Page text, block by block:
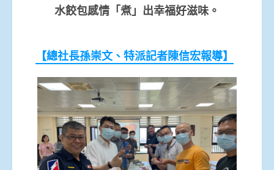
水餃包感情「煮」出幸福好滋味。
【總社長孫崇文、特派記者陳信宏報導】